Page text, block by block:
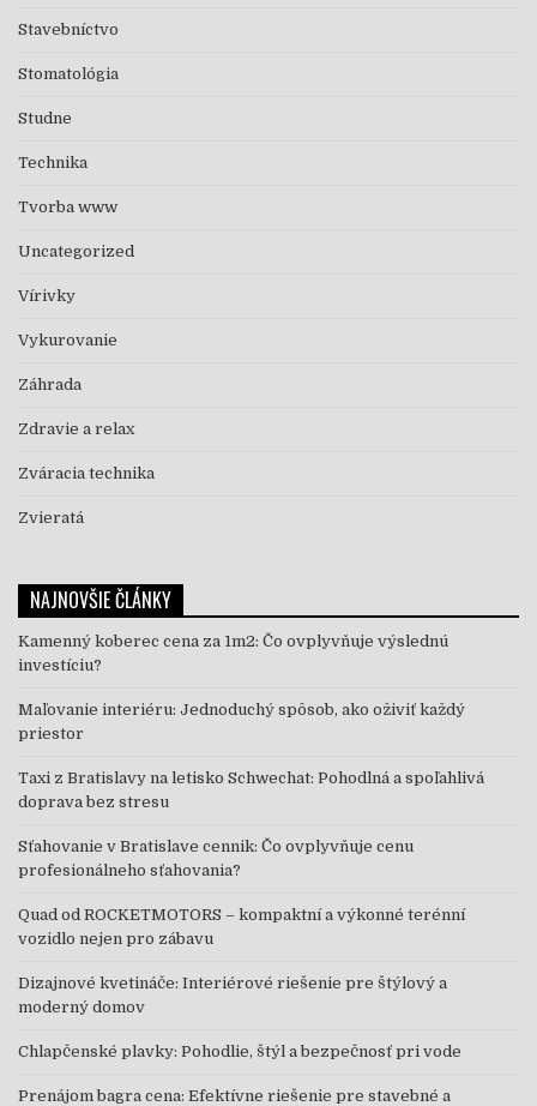
Stavebníctvo
Stomatológia
Studne
Technika
Tvorba www
Uncategorized
Vírivky
Vykurovanie
Záhrada
Zdravie a relax
Zváracia technika
Zvieratá
NAJNOVŠIE ČLÁNKY
Kamenný koberec cena za 1m2: Čo ovplyvňuje výslednú
investíciu?
Maľovanie interiéru: Jednoduchý spôsob, ako oživiť každý
priestor
Taxi z Bratislavy na letisko Schwechat: Pohodlná a spoľahlivá
doprava bez stresu
Sťahovanie v Bratislave cennik: Čo ovplyvňuje cenu
profesionálneho sťahovania?
Quad od ROCKETMOTORS – kompaktní a výkonné terénní
vozidlo nejen pro zábavu
Dizajnové kvetináče: Interiérové riešenie pre štýlový a
moderný domov
Chlapčenské plavky: Pohodlie, štýl a bezpečnosť pri vode
Prenájom bagra cena: Efektívne riešenie pre stavebné a